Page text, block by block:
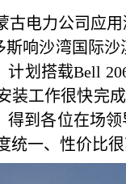
古电力公司应
响沙湾国际
计划搭载Bell
装工作很快完
得到各位在场
统一、性价比